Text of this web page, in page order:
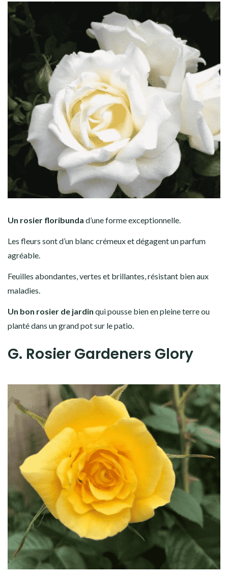
Un rosier floribunda d’une forme exceptionnelle.
Les fleurs sont d’un blanc crémeux et dégagent un parfum
agréable.
Feuilles abondantes, vertes et brillantes, résistant bien aux
maladies.
Un bon rosier de jardin qui pousse bien en pleine terre ou
planté dans un grand pot sur le patio.
G. Rosier Gardeners Glory